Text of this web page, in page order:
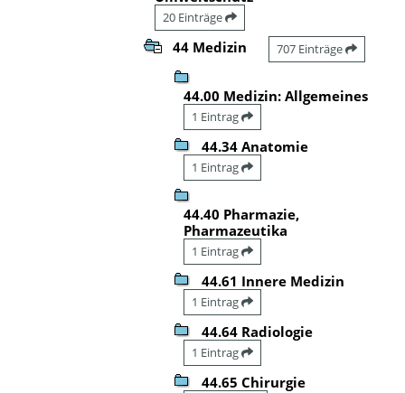
20 Einträge
44 Medizin 707 Einträge
44.00 Medizin: Allgemeines
1 Eintrag
44.34 Anatomie
1 Eintrag
44.40 Pharmazie,
Pharmazeutika
1 Eintrag
44.61 Innere Medizin
1 Eintrag
44.64 Radiologie
1 Eintrag
44.65 Chirurgie